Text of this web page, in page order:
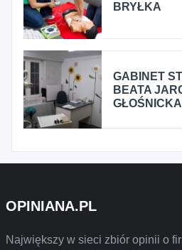
BRYŁKA
GABINET
BEATA
GŁOŚNICKA
OPINIANA.PL
Największy w sieci zbiór opinii o